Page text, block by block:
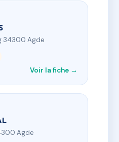
34300 Agde
Voir la fiche →
Agde